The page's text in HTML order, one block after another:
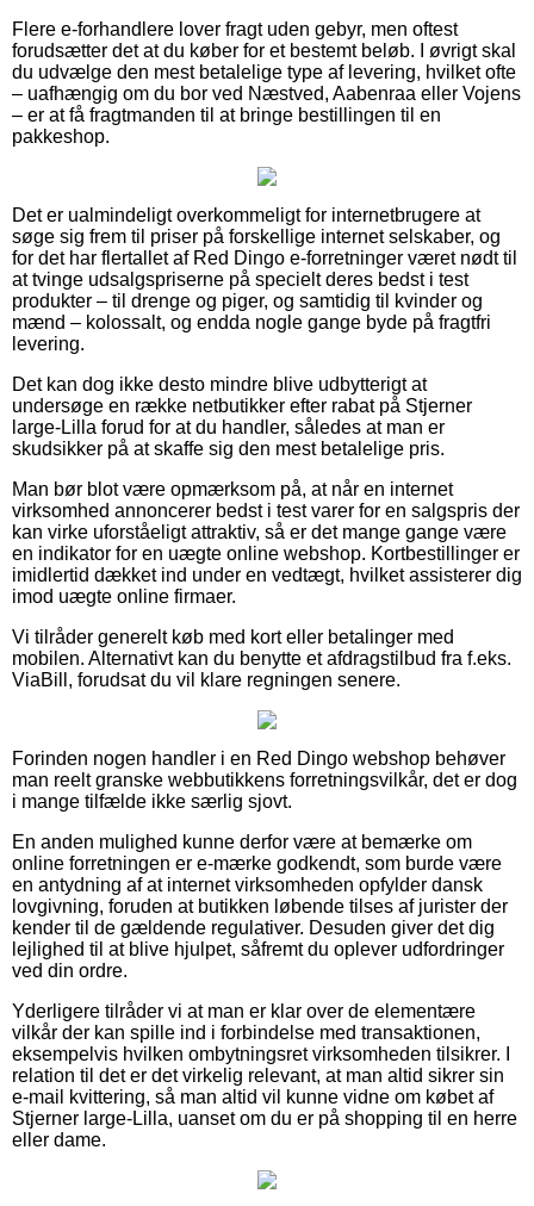
Flere e-forhandlere lover fragt uden gebyr, men oftest
forudsætter det at du køber for et bestemt beløb. I øvrigt skal
du udvælge den mest betalelige type af levering, hvilket ofte
– uafhængig om du bor ved Næstved, Aabenraa eller Vojens
– er at få fragtmanden til at bringe bestillingen til en
pakkeshop.
Det er ualmindeligt overkommeligt for internetbrugere at
søge sig frem til priser på forskellige internet selskaber, og
for det har flertallet af Red Dingo e-forretninger været nødt til
at tvinge udsalgspriserne på specielt deres bedst i test
produkter – til drenge og piger, og samtidig til kvinder og
mænd – kolossalt, og endda nogle gange byde på fragtfri
levering.
Det kan dog ikke desto mindre blive udbytterigt at
undersøge en række netbutikker efter rabat på Stjerner
large-Lilla forud for at du handler, således at man er
skudsikker på at skaffe sig den mest betalelige pris.
Man bør blot være opmærksom på, at når en internet
virksomhed annoncerer bedst i test varer for en salgspris der
kan virke uforståeligt attraktiv, så er det mange gange være
en indikator for en uægte online webshop. Kortbestillinger er
imidlertid dækket ind under en vedtægt, hvilket assisterer dig
imod uægte online firmaer.
Vi tilråder generelt køb med kort eller betalinger med
mobilen. Alternativt kan du benytte et afdragstilbud fra f.eks.
ViaBill, forudsat du vil klare regningen senere.
Forinden nogen handler i en Red Dingo webshop behøver
man reelt granske webbutikkens forretningsvilkår, det er dog
i mange tilfælde ikke særlig sjovt.
En anden mulighed kunne derfor være at bemærke om
online forretningen er e-mærke godkendt, som burde være
en antydning af at internet virksomheden opfylder dansk
lovgivning, foruden at butikken løbende tilses af jurister der
kender til de gældende regulativer. Desuden giver det dig
lejlighed til at blive hjulpet, såfremt du oplever udfordringer
ved din ordre.
Yderligere tilråder vi at man er klar over de elementære
vilkår der kan spille ind i forbindelse med transaktionen,
eksempelvis hvilken ombytningsret virksomheden tilsikrer. I
relation til det er det virkelig relevant, at man altid sikrer sin
e-mail kvittering, så man altid vil kunne vidne om købet af
Stjerner large-Lilla, uanset om du er på shopping til en herre
eller dame.